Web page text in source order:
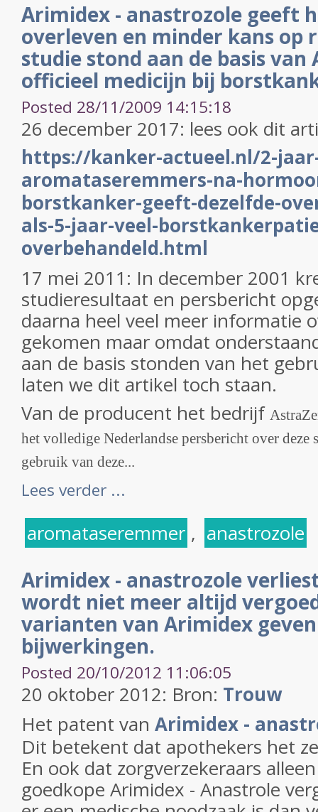
Arimidex - anastrozole geeft
overleven en minder kans op
studie stond aan de basis van
officieel medicijn bij
Posted 28/11/2009 14:15:18
26 december 2017: lees ook dit
https://kanker-actueel.nl/2-
aromataseremmers-na-
borstkanker-geeft-dezelfde-
als-5-jaar-veel-
overbehandeld.html
17 mei 2011: In december 2001
studieresultaat en persbericht
daarna heel veel meer informatie
gekomen maar omdat
aan de basis stonden van het
laten we dit artikel toch staan.
Van de producent het bedrijf
het volledige Nederlandse persbericht over deze
gebruik van deze...
Lees verder ...
aromataseremmer , anastrozole
Arimidex - anastrozole
wordt niet meer altijd
varianten van Arimidex
bijwerkingen.
Posted 20/10/2012 11:06:05
20 oktober 2012: Bron: Trouw
Het patent van Arimidex -
Dit betekent dat apothekers het
En ook dat zorgverzekeraars
goedkope Arimidex - Anastrole